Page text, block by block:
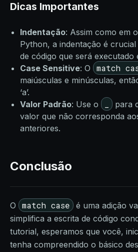
Dicas Importantes
Indentação: Assim como em
Python, a indentação é
de código que será executado
Case Sensitive: O match
maiúsculas e minúsculas,
‘a’.
Valor Padrão: Use o
para
valor que não corresponda
anteriores.
Conclusão
O match case é uma adição
simplifica a escrita de código
tutorial, esperamos que você,
tenha compreendido o básico